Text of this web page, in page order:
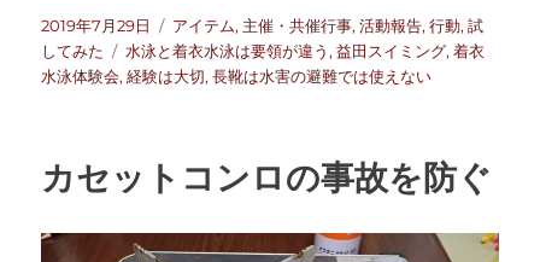
投
稿
日:
2019年7月29日
カ
テ
ゴ
アイテム, 主催・共催行事,活動報告,行動,試
してみた
タ
グ
水泳と着衣水泳は要領が違う ,益田スイミング,着衣
水泳体験会,経験は大切,長靴は水害の避難では使えない
カセットコンロの事故を防ぐ